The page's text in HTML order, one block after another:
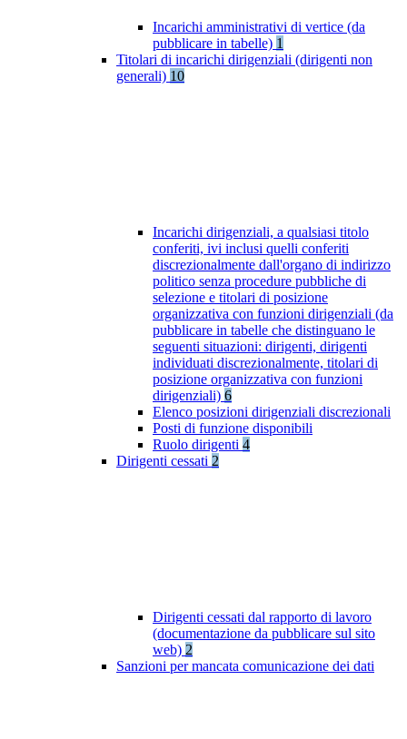
Incarichi amministrativi di vertice (da
pubblicare in tabelle) 1
Titolari di incarichi dirigenziali (dirigenti non
generali) 10
Incarichi dirigenziali, a qualsiasi titolo
conferiti, ivi inclusi quelli conferiti
discrezionalmente dall'organo di indirizzo
politico senza procedure pubbliche di
selezione e titolari di posizione
organizzativa con funzioni dirigenziali (da
pubblicare in tabelle che distinguano le
seguenti situazioni: dirigenti, dirigenti
individuati discrezionalmente, titolari di
posizione organizzativa con funzioni
dirigenziali) 6
Elenco posizioni dirigenziali discrezionali
Posti di funzione disponibili
Ruolo dirigenti 4
Dirigenti cessati 2
Dirigenti cessati dal rapporto di lavoro
(documentazione da pubblicare sul sito
web) 2
Sanzioni per mancata comunicazione dei dati